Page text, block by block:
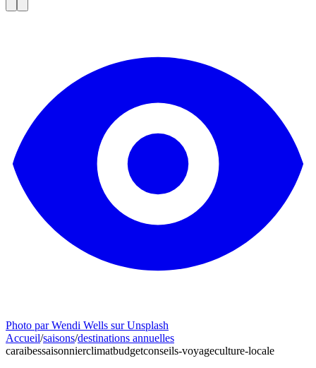
Photo par Wendi Wells sur Unsplash
Accueil/saisons/destinations annuelles
caraibessaisonnierclimatbudgetconseils-voyageculture-locale